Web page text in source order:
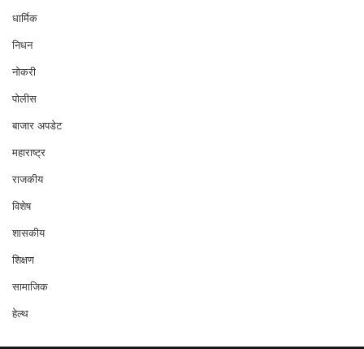
धार्मिक
निधन
नोकरी
पोलीस
बाजार अपडेट
महाराष्ट्र
राजकीय
विशेष
शासकीय
शिक्षण
सामाजिक
हेल्थ